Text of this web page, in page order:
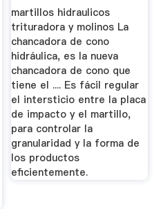
martillos hidraulicos
trituradora y molinos La
chancadora de cono
hidráulica, es la nueva
chancadora de cono que
tiene el .... Es fácil regular
el intersticio entre la placa
de impacto y el martillo,
para controlar la
granularidad y la forma de
los productos
eficientemente.